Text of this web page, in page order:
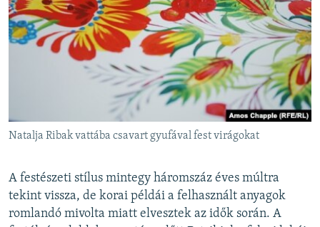
Natalja Ribak vattába csavart gyufával fest virágokat
A festészeti stílus mintegy háromszáz éves múltra
tekint vissza, de korai példái a felhasznált anyagok
romlandó mivolta miatt elvesztek az idők során. A